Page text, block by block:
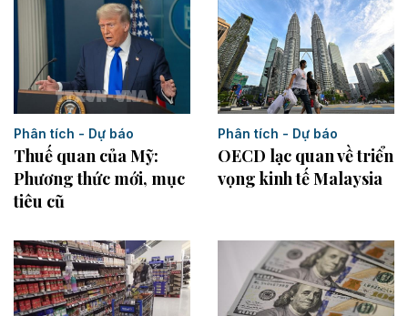
Phân tích - Dự báo
Thuế quan của Mỹ:
Phương thức mới, mục
tiêu cũ
Phân tích - Dự báo
OECD lạc quan về triển
vọng kinh tế Malaysia